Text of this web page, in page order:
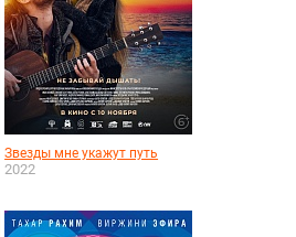
Звезды мне укажут путь
2022